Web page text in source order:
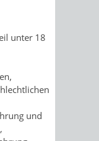
unter 18
und